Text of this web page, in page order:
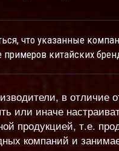
что указанные
китайских
в отличие
или иначе
продукцией, т.е.
компаний и